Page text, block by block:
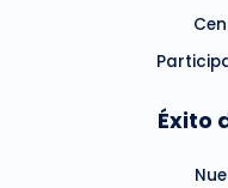
Éxito